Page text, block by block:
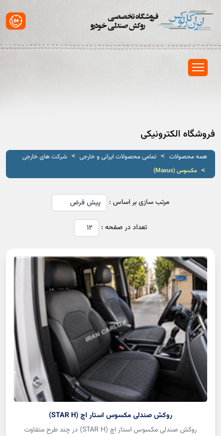
فروشگاه الکترونیکی
همه محصولات > تمامی محصولات ایرانی و خارجی > شرکت های خارجی
> مکسوس (Maxus)
مرتب سازی بر اساس :
تعداد در صفحه :
روکش صندلی مکسوس استار اچ (STAR H)
روکش صندلی مکسوس استار اچ (STAR H) در چند طرح متفاوت